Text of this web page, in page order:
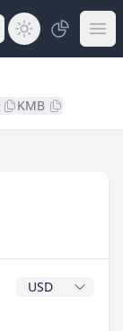
KMB
Divisa del